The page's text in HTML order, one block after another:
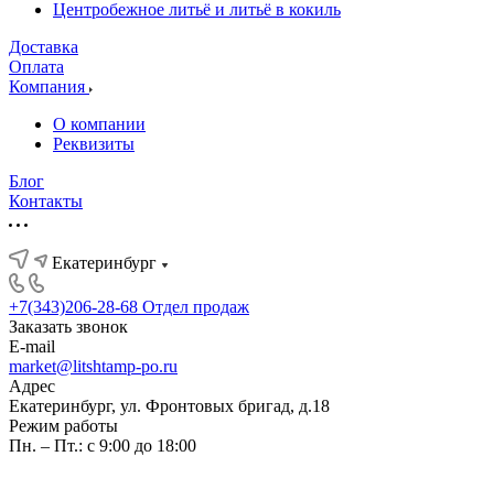
Центробежное литьё и литьё в кокиль
Доставка
Оплата
Компания
О компании
Реквизиты
Блог
Контакты
Екатеринбург
+7(343)206-28-68 Отдел продаж
Заказать звонок
E-mail
market@litshtamp-po.ru
Адрес
Екатеринбург, ул. Фронтовых бригад, д.18
Режим работы
Пн. – Пт.: с 9:00 до 18:00